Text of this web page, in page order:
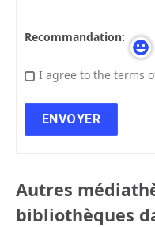
Recommandation:
I agree to the terms
Autres
bibliothèques